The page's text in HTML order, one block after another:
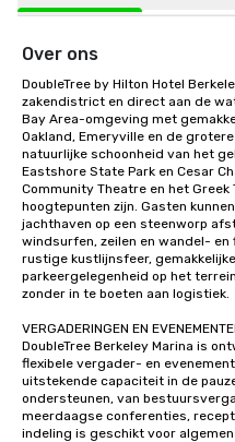
Over ons
DoubleTree by Hilton Hotel
zakendistrict en direct aan de
Bay Area-omgeving met
Oakland, Emeryville en de
natuurlijke schoonheid van het
Eastshore State Park en Cesar
Community Theatre en het
hoogtepunten zijn. Gasten
jachthaven op een steenworp
windsurfen, zeilen en wandel-
rustige kustlijnsfeer,
parkeergelegenheid op het
zonder in te boeten aan logistiek.
VERGADERINGEN EN
DoubleTree Berkeley Marina is
flexibele vergader- en
uitstekende capaciteit in de
ondersteunen, van
meerdaagse conferenties,
indeling is geschikt voor